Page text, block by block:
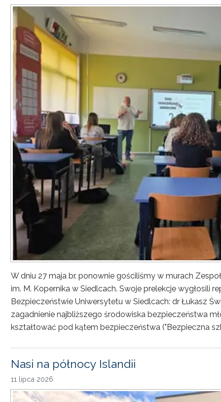
W dniu 27 maja br. ponownie gościliśmy w murach
im. M. Kopernika w Siedlcach. Swoje prelekcje wygłosili
Bezpieczeństwie Uniwersytetu w Siedlcach: dr Łukasz
zagadnienie najbliższego środowiska bezpieczeństwa
kształtować pod kątem bezpieczeństwa ("Bezpieczna
Nasi na północy Islandii
11 lipca 2026